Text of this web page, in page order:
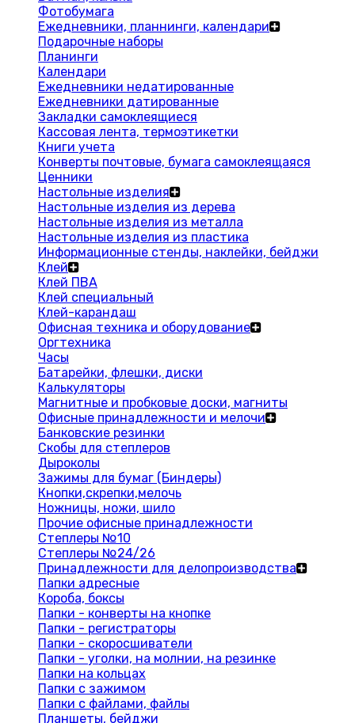
Фотобумага
Ежедневники, планнинги, календари
Подарочные наборы
Планинги
Календари
Ежедневники недатированные
Ежедневники датированные
Закладки самоклеящиеся
Кассовая лента, термоэтикетки
Книги учета
Конверты почтовые, бумага самоклеящаяся
Ценники
Настольные изделия
Настольные изделия из дерева
Настольные изделия из металла
Настольные изделия из пластика
Информационные стенды, наклейки, бейджи
Клей
Клей ПВА
Клей специальный
Клей-карандаш
Офисная техника и оборудование
Оргтехника
Часы
Батарейки, флешки, диски
Калькуляторы
Магнитные и пробковые доски, магниты
Офисные принадлежности и мелочи
Банковские резинки
Скобы для степлеров
Дыроколы
Зажимы для бумаг (Биндеры)
Кнопки,скрепки,мелочь
Ножницы, ножи, шило
Прочие офисные принадлежности
Степлеры №10
Степлеры №24/26
Принадлежности для делопроизводства
Папки адресные
Короба, боксы
Папки - конверты на кнопке
Папки - регистраторы
Папки - скоросшиватели
Папки - уголки, на молнии, на резинке
Папки на кольцах
Папки с зажимом
Папки с файлами, файлы
Планшеты, бейджи